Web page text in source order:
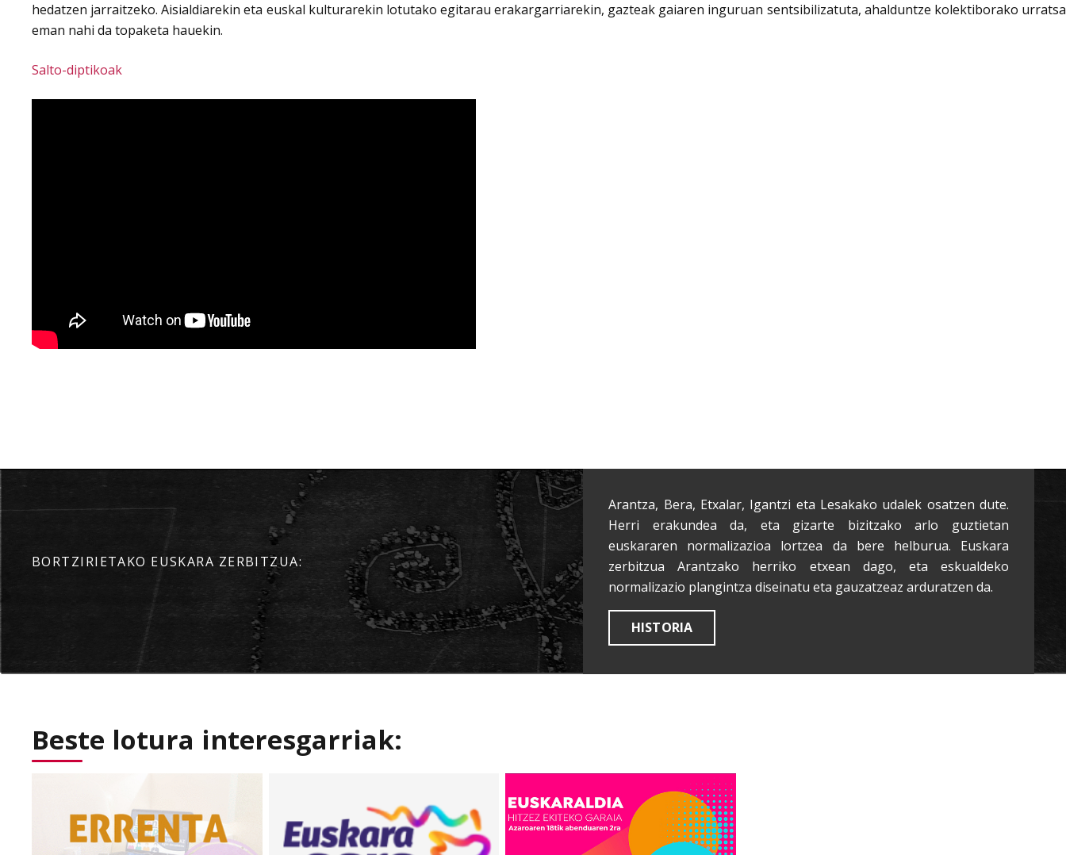
hedatzen jarraitzeko. Aisialdiarekin eta euskal kulturarekin lotutako egitarau erakargarriarekin, gazteak gaiaren inguruan sentsibilizatuta, ahalduntze kolektiborako urratsa
eman nahi da topaketa hauekin.
Salto-diptikoak
BORTZIRIETAKO EUSKARA ZERBITZUA:
Arantza, Bera, Etxalar, Igantzi eta Lesakako udalek osatzen dute.
Herri erakundea da, eta gizarte bizitzako arlo guztietan
euskararen normalizazioa lortzea da bere helburua. Euskara
zerbitzua Arantzako herriko etxean dago, eta eskualdeko
normalizazio plangintza diseinatu eta gauzatzeaz arduratzen da.
HISTORIA
Beste lotura interesgarriak: